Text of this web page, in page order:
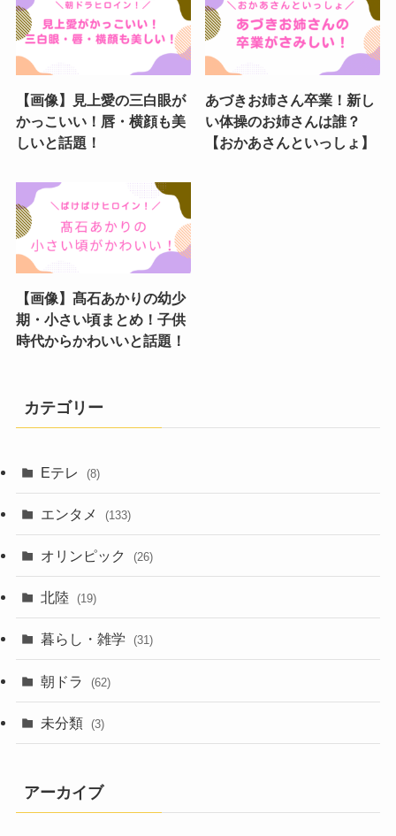
【画像】見上愛の三白眼が
かっこいい！唇・横顔も美
しいと話題！
あづきお姉さん卒業！新し
い体操のお姉さんは誰？
【おかあさんといっしょ】
【画像】髙石あかりの幼少
期・小さい頃まとめ！子供
時代からかわいいと話題！
カテゴリー
Eテレ (8)
エンタメ (133)
オリンピック (26)
北陸 (19)
暮らし・雑学 (31)
朝ドラ (62)
未分類 (3)
アーカイブ